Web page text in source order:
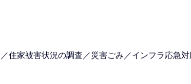
住家被害状況の調査／災害ごみ／インフラ応急対